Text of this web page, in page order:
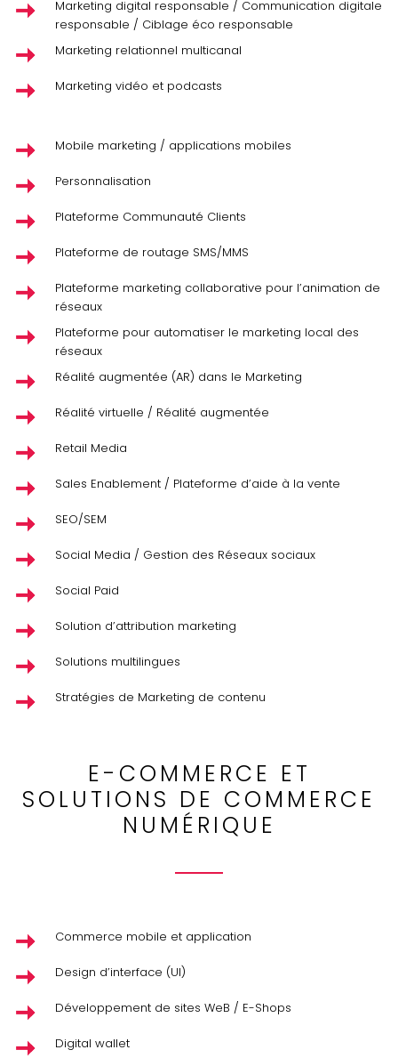
Marketing digital responsable / Communication digitale
responsable / Ciblage éco responsable
Marketing relationnel multicanal
Marketing vidéo et podcasts
Mobile marketing / applications mobiles
Personnalisation
Plateforme Communauté Clients
Plateforme de routage SMS/MMS
Plateforme marketing collaborative pour l’animation de
réseaux
Plateforme pour automatiser le marketing local des
réseaux
Réalité augmentée (AR) dans le Marketing
Réalité virtuelle / Réalité augmentée
Retail Media
Sales Enablement / Plateforme d’aide à la vente
SEO/SEM
Social Media / Gestion des Réseaux sociaux
Social Paid
Solution d’attribution marketing
Solutions multilingues
Stratégies de Marketing de contenu
E-COMMERCE ET
SOLUTIONS DE COMMERCE
NUMÉRIQUE
Commerce mobile et application
Design d’interface (UI)
Développement de sites WeB / E-Shops
Digital wallet